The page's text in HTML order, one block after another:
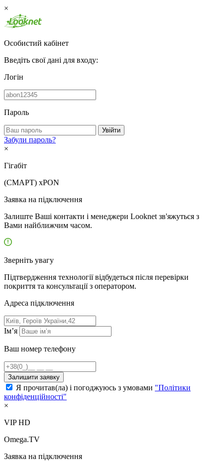
×
Особистий кабінет
Введіть свої дані для входу:
Логін
Пароль
Увійти
Забули пароль?
×
Гігабіт
(СМАРТ) xPON
Заявка на підключення
Залиште Ваші контакти і менеджери Looknet зв'яжуться з
Вами найближчим часом.
Зверніть увагу
Підтвердження технології відбудеться після перевірки
покриття та консультації з оператором.
Адресa підключення
Ім’я
Ваш номер телефону
Залишити заявку
Я прочитав(ла) і погоджуюсь з умовами "Політики
конфіденційності"
×
VIP HD
Omega.TV
Заявка на підключення